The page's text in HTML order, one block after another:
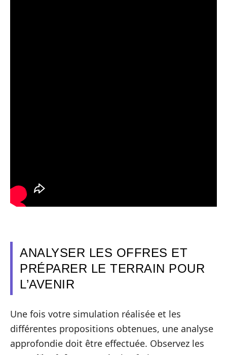
ANALYSER LES OFFRES ET
PRÉPARER LE TERRAIN POUR
L’AVENIR
Une fois votre simulation réalisée et les
différentes propositions obtenues, une analyse
approfondie doit être effectuée. Observez les